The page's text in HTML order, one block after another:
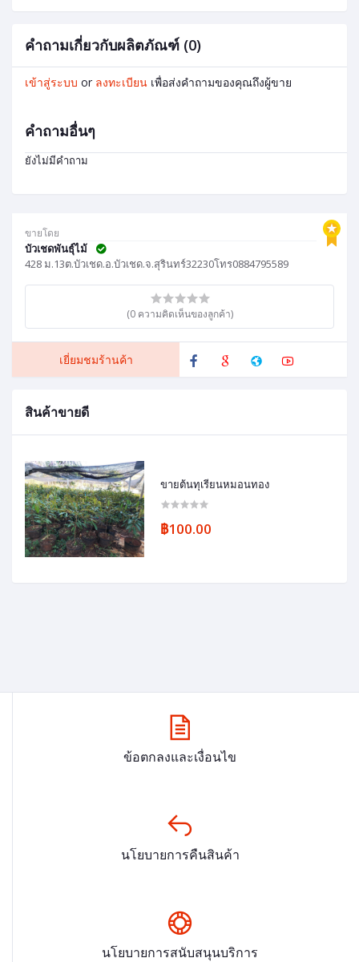
ขายโดย
บัวเชดพันธุ์ไม้
428 ม.13ต.บัวเชด.อ.บัวเชด.จ.สุรินทร์32230โทร0884795589
(0 ความคิดเห็นของลูกค้า)
เยี่ยมชมร้านค้า
สินค้าขายดี
ขายต้นทุเรียนหมอนทอง
฿100.00
คำถามเกี่ยวกับผลิตภัณฑ์ (0)
เข้าสู่ระบบ or ลงทะเบียน เพื่อส่งคำถามของคุณถึงผู้ขาย
คำถามอื่นๆ
ยังไม่มีคำถาม
ข้อตกลงและเงื่อนไข
นโยบายการคืนสินค้า
นโยบายการสนับสนุนบริการ